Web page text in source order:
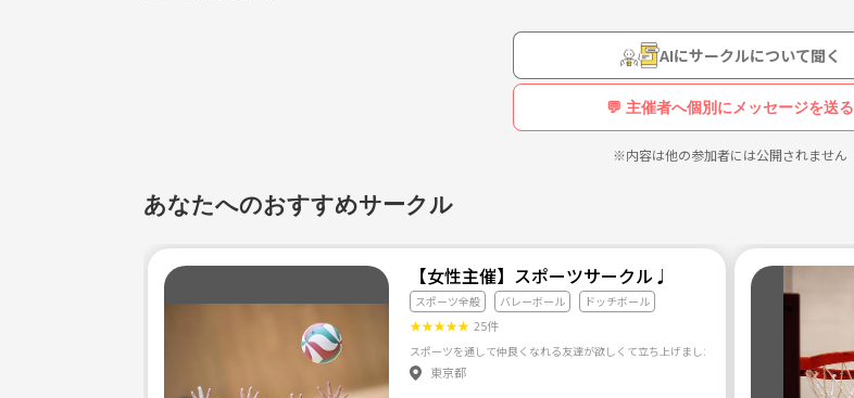
AIにサークルについて聞く
💬 主催者へ個別にメッセージを送る
※内容は他の参加者には公開されません
あなたへのおすすめサークル
【女性主催】スポーツサークル♩
スポーツ全般 バレーボール ドッチボール
★★★★★ 25件
東京都